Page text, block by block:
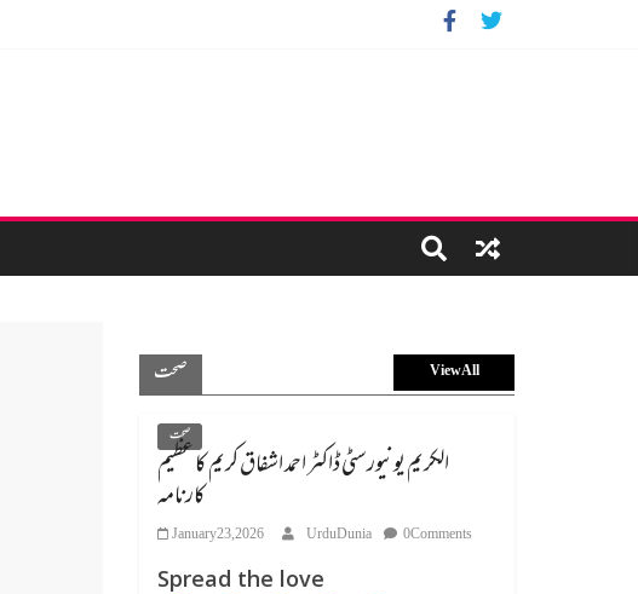
صحت View All
صحت
الکریم یونیورسٹی ڈاکٹر احمد اشفاق کریم کا عظیم
کارنامہ
January 23, 2026 UrduDunia 0 Comments
Spread the love